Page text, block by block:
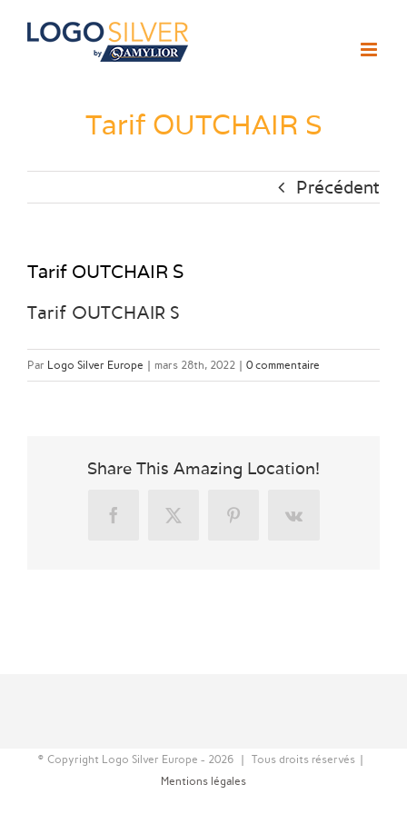
Passer
Tarif OUTCHAIR S
Précédent
Tarif OUTCHAIR S
Tarif OUTCHAIR S
Par Logo Silver Europe | mars 28th, 2022 | 0 commentaire
Share This Amazing Location!
FacebookX PinterestVk
© Copyright Logo Silver Europe - 2026 | Tous droits réservés |
Mentions légales